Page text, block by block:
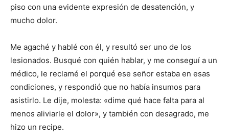
piso con una evidente expresión de desatención, y
mucho dolor.
Me agaché y hablé con él, y resultó ser uno de los
lesionados. Busqué con quién hablar, y me conseguí a un
médico, le reclamé el porqué ese señor estaba en esas
condiciones, y respondió que no había insumos para
asistirlo. Le dije, molesta: «dime qué hace falta para al
menos aliviarle el dolor», y también con desagrado, me
hizo un recipe.